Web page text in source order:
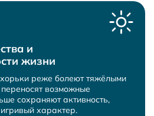
и
жизни
реже болеют тяжёлыми
возможные
сохраняют активность,
характер.